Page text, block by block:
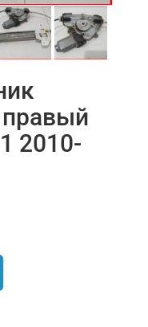
правый
2010-